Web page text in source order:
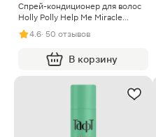
Спрей-кондиционер для волос
Holly Polly Help Me Miracle
несмываемый 15в1 200мл
4.6· 50 отзывов
В корзину